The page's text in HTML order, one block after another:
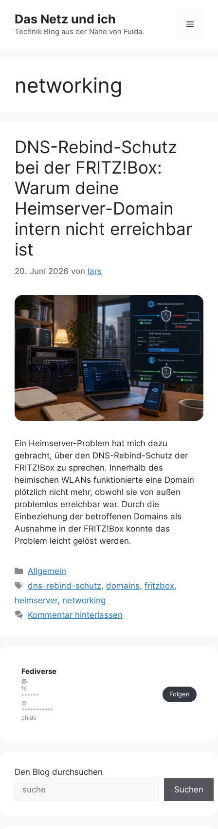
Inhalt
springen
Das Netz und ich
Technik Blog aus der Nähe von Fulda.
Menü
networking
DNS-Rebind-Schutz
bei der FRITZ!Box:
Warum deine
Heimserver-Domain
intern nicht erreichbar
ist
20. Juni 2026 von lars
Ein Heimserver-Problem hat mich dazu
gebracht, über den DNS-Rebind-Schutz der
FRITZ!Box zu sprechen. Innerhalb des
heimischen WLANs funktionierte eine Domain
plötzlich nicht mehr, obwohl sie von außen
problemlos erreichbar war. Durch die
Einbeziehung der betroffenen Domains als
Ausnahme in der FRITZ!Box konnte das
Problem leicht gelöst werden.
Kategorien
Allgemein
Schlagwörter
dns-rebind-schutz, domains,fritzbox,
heimserver, networking
Kommentar hinterlassen
Fediverse
@
fe
******
@
***********
ch.de
Folgen
Den Blog durchsuchen
Suchen